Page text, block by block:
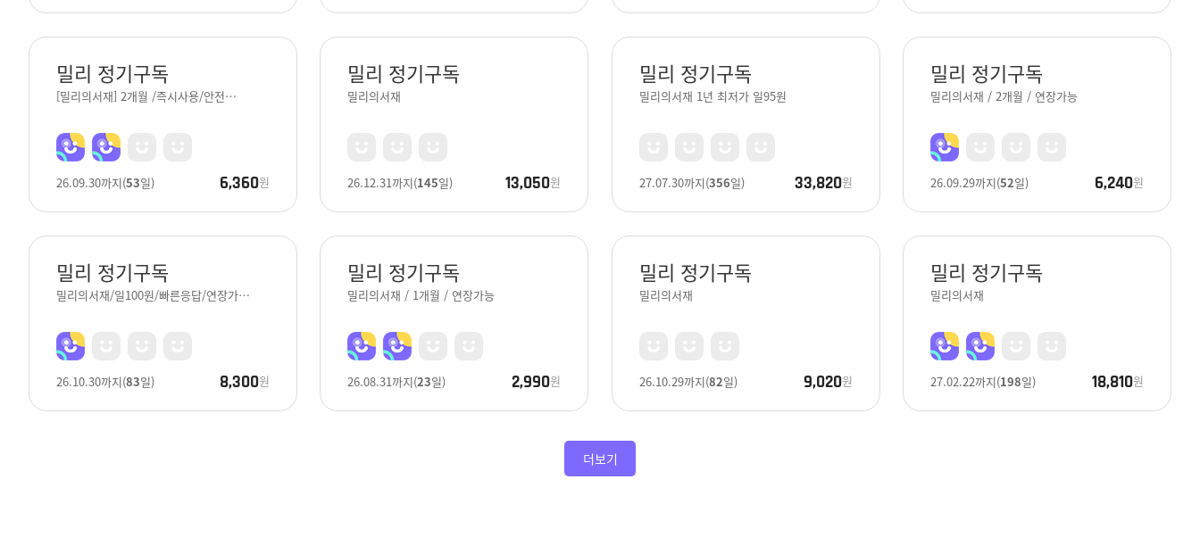
밀리 정기구독
[밀리의서재] 2개월 /즉시사용/안전…
26.09.30까지(53일) 6,360원
밀리 정기구독
밀리의서재
26.12.31까지(145일) 13,050원
밀리 정기구독
밀리의서재 1년 최저가 일95원
27.07.30까지(356일) 33,820원
밀리 정기구독
밀리의서재 / 2개월 / 연장가능
26.09.29까지(52일) 6,240원
밀리 정기구독
밀리의서재/일100원/빠른응답/연장가…
26.10.30까지(83일) 8,300원
밀리 정기구독
밀리의서재 / 1개월 / 연장가능
26.08.31까지(23일) 2,990원
밀리 정기구독
밀리의서재
26.10.29까지(82일) 9,020원
밀리 정기구독
밀리의서재
27.02.22까지(198일) 18,810원
더보기